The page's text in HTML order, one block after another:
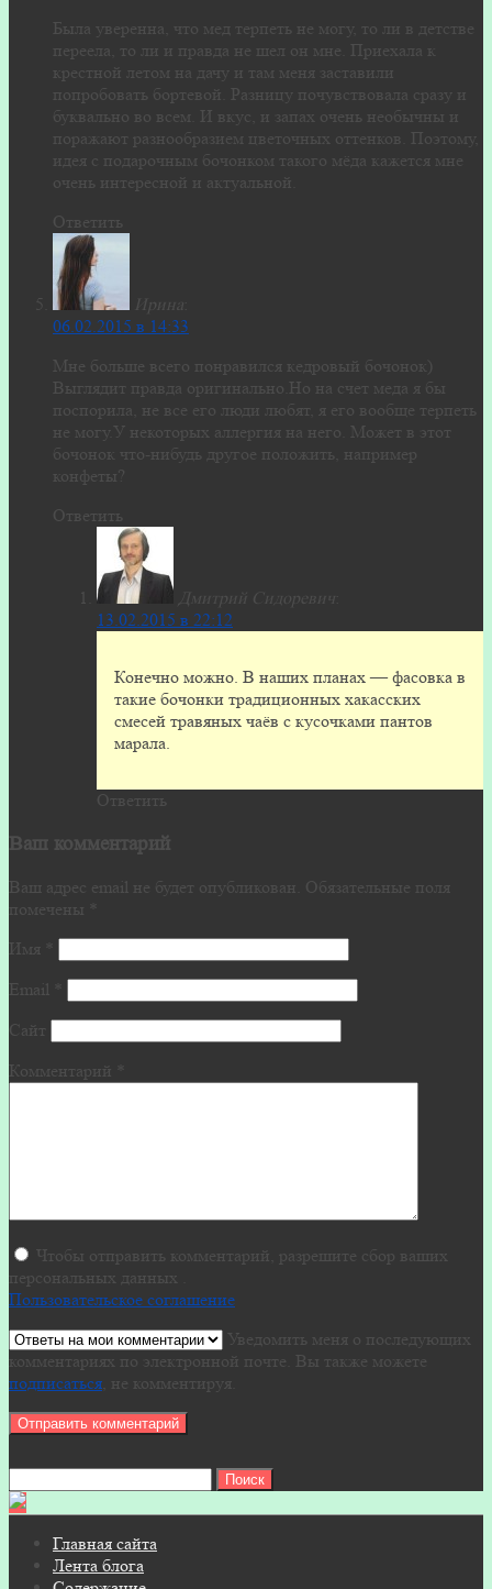
Была уверенна, что мед терпеть не могу, то ли в детстве
переела, то ли и правда не шел он мне. Приехала к
крестной летом на дачу и там меня заставили
попробовать бортевой. Разницу почувствовала сразу и
буквально во всем. И вкус, и запах очень необычны и
поражают разнообразием цветочных оттенков. Поэтому,
идея с подарочным бочонком такого мёда кажется мне
очень интересной и актуальной.
Ответить
Ирина
06.02.2015 в 14:33
Мне больше всего понравился кедровый бочонок)
Выглядит правда оригинально.Но на счет меда я бы
поспорила, не все его люди любят, я его вообще терпеть
не могу.У некоторых аллергия на него. Может в этот
бочонок что-нибудь другое положить, например
конфеты?
Ответить
Дмитрий Сидоревич
13.02.2015 в 22:12
Конечно можно. В наших планах — фасовка в
такие бочонки традиционных хакасских
смесей травяных чаёв с кусочками пантов
марала.
Ответить
Ваш комментарий
Ваш адрес email не будет опубликован. Обязательные поля
помечены
Имя
Email
Сайт
Комментарий
Чтобы отправить комментарий, разрешите сбор ваших
персональных данных .
Пользовательское соглашение
Уведомить меня о последующих
комментариях по электронной почте. Вы также можете
подписаться , не комментируя.
Главная сайта
Лента блога